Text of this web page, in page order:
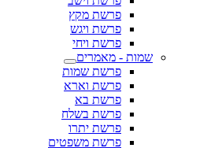
פרשת מקץ
פרשת ויגש
פרשת ויחי
שמות - מאמרים
פרשת שמות
פרשת וארא
פרשת בא
פרשת בשלח
פרשת יתרו
פרשת משפטים